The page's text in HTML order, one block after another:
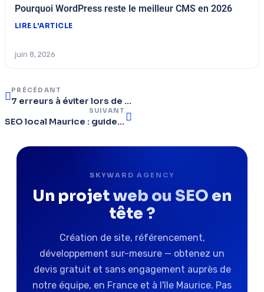
Pourquoi WordPress reste le meilleur CMS en 2026
LIRE L'ARTICLE
juin 8, 2026
PRÉCÉDANT
7 erreurs à éviter lors de la création de votre premier site web
SUIVANT
SEO local Maurice : guide complet pour les entreprises en 2026
SKYWARD AGENCY
Un projet web ou SEO en
tête ?
Création de site, référencement,
développement sur-mesure — obtenez un
devis gratuit et sans engagement auprès de
notre équipe, en France et à l'île Maurice. Pas